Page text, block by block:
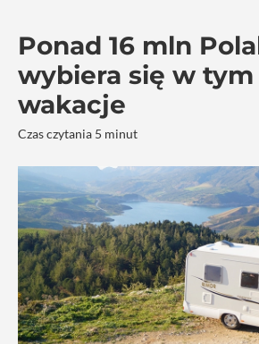
Ponad 16 mln
wybiera się w
wakacje
Czas czytania 5 minut